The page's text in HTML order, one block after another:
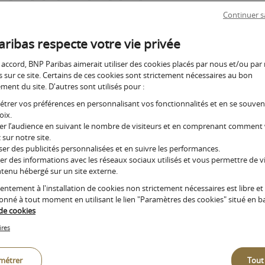
patrimoine financier est supérieur à 5 millions d’euros
des revenus et des plus-values.
de leur taxation, en particulier avec la
d’une « flat tax ».
Revenus
Avant de choisir entre PFU
barème de l’IR, il est
respecte votre vie privée
BNP Paribas aimerait utiliser des cookies placés par nous et/ou par
sur ce site. Certains de ces cookies sont strictement nécessaires au bon
du site. D'autres sont utilisés pour :
vos préférences en personnalisant vos fonctionnalités et en se
l’audience en suivant le nombre de visiteurs et en comprenant comment
sur notre site.
des publicités personnalisées et en suivre les performances.
des informations avec les réseaux sociaux utilisés et vous permettre de
hébergé sur un site externe.
à l'installation de cookies non strictement nécessaires est libre
à tout moment en utilisant le lien "Paramètres des cookies" situé en
cookies
Tout
Continuer